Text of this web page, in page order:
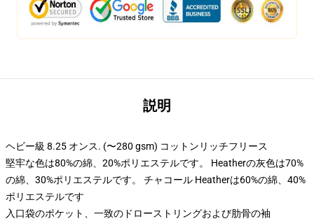
説明
ヘビー級 8.25 オンス. (〜280 gsm) コットンリッチフリース
堅牢な色は80%の綿、20%ポリエステルです。 Heatherの灰色は70%
の綿、30%ポリエステルです。 チャコール Heatherは60%の綿、40%
ポリエステルです
入口袋のポケット、一致のドローストリングおよび肋骨の袖